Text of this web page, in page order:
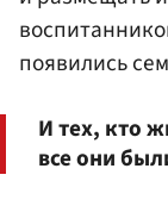
появились
И тех, кто
все они